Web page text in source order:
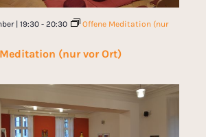
(nur vor Ort)
| 19:30- 20:30
Offene Meditation (nur